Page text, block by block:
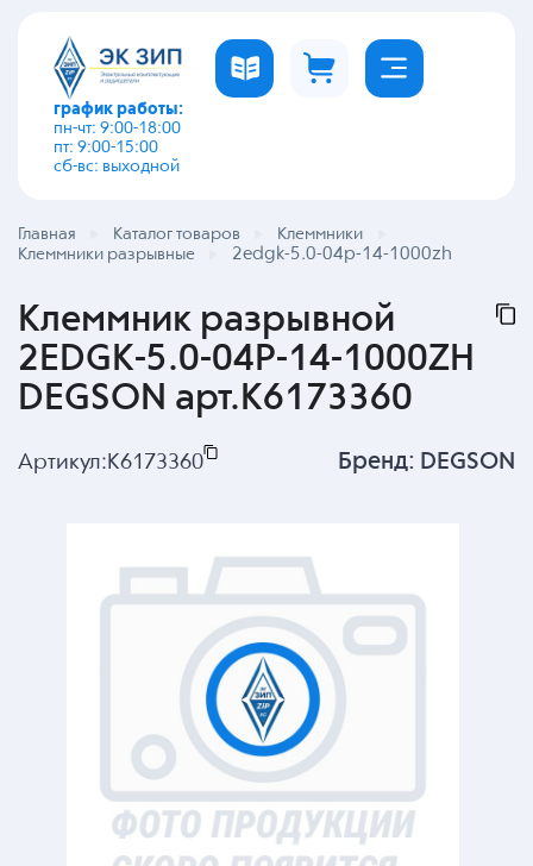
график работы:
пн-чт: 9:00-18:00
пт: 9:00-15:00
сб-вс: выходной
Главная Каталог товаров
Клеммники
Клеммники разрывные
2edgk-5.0-04p-14-1000zh
Клеммник разрывной
2EDGK-5.0-04P-14-1000ZH
DEGSON арт.K6173360
Артикул: K6173360 Бренд: DEGSON